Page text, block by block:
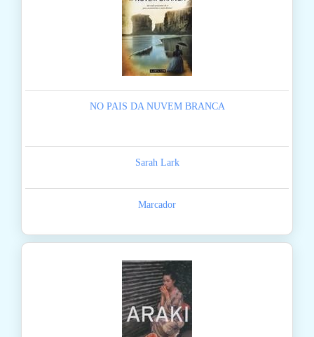
NO PAIS DA NUVEM BRANCA
Sarah Lark
Marcador